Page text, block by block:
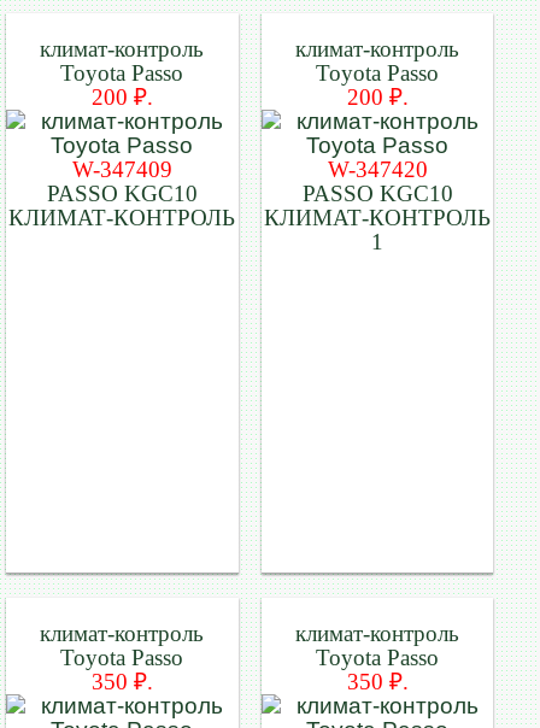
климат-контроль
Toyota Passo
200 ₽.
W-347409
PASSO KGC10
КЛИМАТ-КОНТРОЛЬ
климат-контроль
Toyota Passo
200 ₽.
W-347420
PASSO KGC10
КЛИМАТ-КОНТРОЛЬ
1
климат-контроль
Toyota Passo
350 ₽.
климат-контроль
Toyota Passo
350 ₽.